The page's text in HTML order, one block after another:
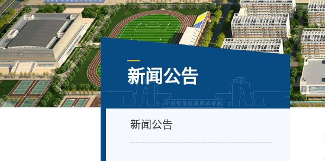
新闻公告
新闻公告